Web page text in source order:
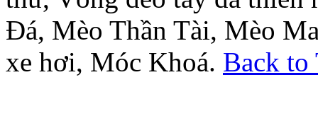
Đá, Mèo Thần Tài, Mèo
xe hơi, Móc Khoá. Back to